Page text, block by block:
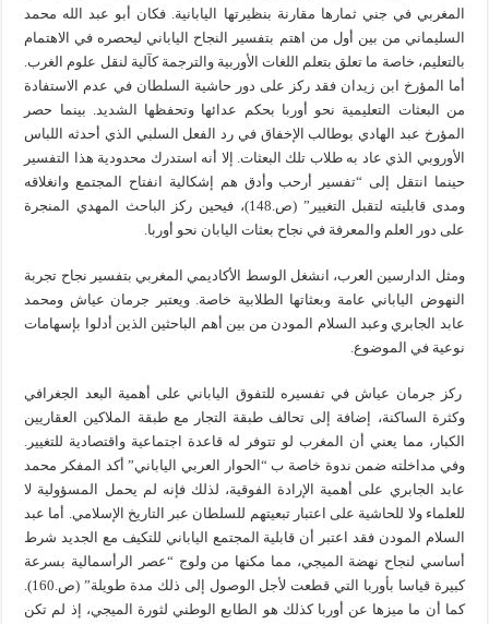
المغربي في جني ثمارها مقارنة بنظيرتها اليابانية. فكان أبو عبد الله محمد
السليماني من بين أول من اهتم بتفسير النجاح الياباني ليحصره في الاهتمام
بالتعليم، خاصة ما تعلق بتعلم اللغات الأوربية والترجمة كآلية لنقل علوم الغرب.
أما المؤرخ ابن زيدان فقد ركز على دور حاشية السلطان في عدم الاستفادة
من البعثات التعليمية نحو أوربا بحكم عدائها وتحفظها الشديد. بينما حصر
المؤرخ عبد الهادي بوطالب الإخفاق في رد الفعل السلبي الذي أحدثه اللباس
الأوروبي الذي عاد به طلاب تلك البعثات. إلا أنه استدرك محدودية هذا التفسير
حينما انتقل إلى “تفسير أرحب وأدق هم إشكالية انفتاح المجتمع وانغلاقه
ومدى قابليته لتقبل التغيير” (ص.148)، فيحين ركز الباحث المهدي المنجرة
على دور العلم والمعرفة في نجاح بعثات اليابان نحو أوربا.
ومثل الدارسين العرب، انشغل الوسط الأكاديمي المغربي بتفسير نجاح تجربة
النهوض الياباني عامة وبعثاتها الطلابية خاصة. ويعتبر جرمان عياش ومحمد
عابد الجابري وعبد السلام المودن من بين أهم الباحثين الذين أدلوا بإسهامات
نوعية في الموضوع.
ركز جرمان عياش في تفسيره للتفوق الياباني على أهمية البعد الجغرافي
وكثرة الساكنة، إضافة إلى تحالف طبقة التجار مع طبقة الملاكين العقاريين
الكبار، مما يعني أن المغرب لو تتوفر له قاعدة اجتماعية واقتصادية للتغيير.
وفي مداخلته ضمن ندوة خاصة ب “الحوار العربي الياباني” أكد المفكر محمد
عابد الجابري على أهمية الإرادة الفوقية، لذلك فإنه لم يحمل المسؤولية لا
للعلماء ولا للحاشية على اعتبار تبعيتهم للسلطان عبر التاريخ الإسلامي. أما عبد
السلام المودن فقد اعتبر أن قابلية المجتمع الياباني للتكيف مع الجديد شرط
أساسي لنجاح نهضة الميجي، مما مكنها من ولوج “عصر الرأسمالية بسرعة
كبيرة قياسا بأوربا التي قطعت لأجل الوصول إلى ذلك مدة طويلة” (ص.160).
كما أن ما ميزها عن أوربا كذلك هو الطابع الوطني لثورة الميجي، إذ لم تكن